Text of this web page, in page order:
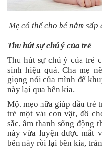
Mẹ có thể cho bé nằm
Thu hút sự chú ý của trẻ
Thu hút sự chú ý của trẻ
sinh hiệu quả. Cha mẹ
giọng nói của mình để
này lại qua bên kia.
Một mẹo nữa giúp đầu trẻ
trẻ một vài con vật, đồ
sắc, âm thanh sống động
này vừa luyện được mắt
bên này rồi lại bên kia,